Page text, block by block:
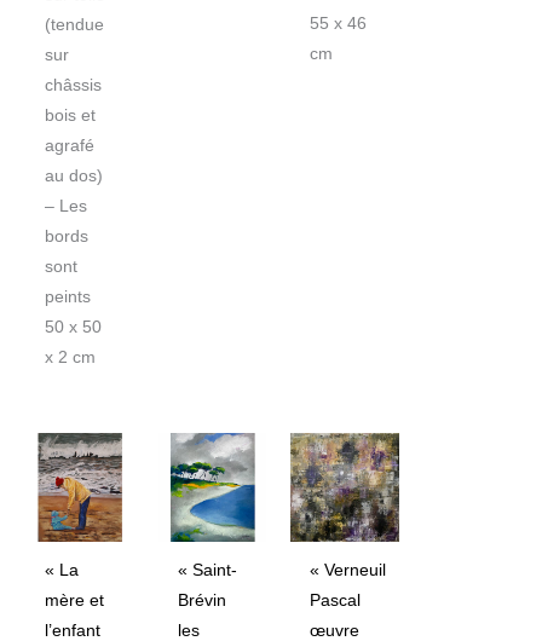
(tendue
sur
châssis
bois et
agrafé
au dos)
– Les
bords
sont
peints
50 x 50
x 2 cm
55 x 46
cm
« La
mère et
l’enfant
« Saint-
Brévin
les
« Verneuil
Pascal
œuvre